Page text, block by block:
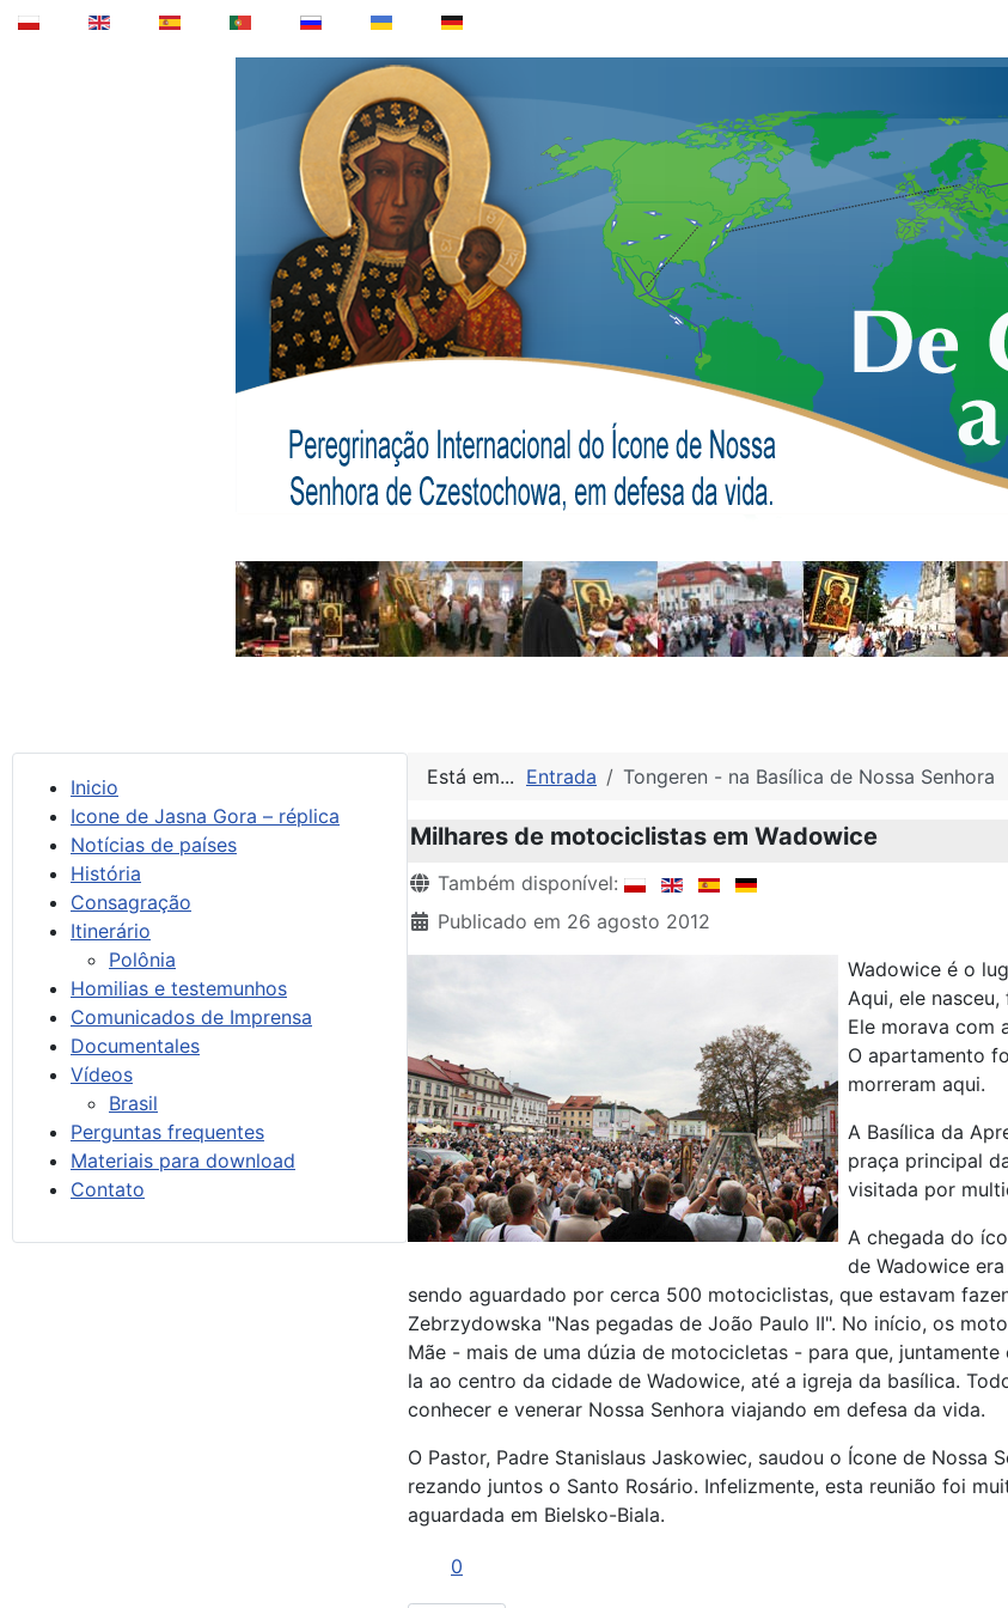
Inicio
Icone de Jasna Gora – réplica
Notícias de países
História
Consagração
Itinerário
Polônia
Homilias e testemunhos
Comunicados de Imprensa
Documentales
Vídeos
Brasil
Perguntas frequentes
Materiais para download
Contato
Está em... Entrada Tongeren - na Basílica de Nossa Senhora
Milhares de motociclistas em Wadowice
Detalhes
Também disponível:
Publicado em 26 agosto 2012
Wadowice é o
Aqui, ele
Ele morava com
O apartamento
morreram aqui.
A Basílica da
praça principal
visitada por
A chegada do
de Wadowice
sendo aguardado por cerca 500 motociclistas, que estavam
Zebrzydowska "Nas pegadas de João Paulo II". No início, os
Mãe - mais de uma dúzia de motocicletas - para que,
la ao centro da cidade de Wadowice, até a igreja da basílica.
conhecer e venerar Nossa Senhora viajando em defesa da vida.
O Pastor, Padre Stanislaus Jaskowiec, saudou o Ícone de Nossa
rezando juntos o Santo Rosário. Infelizmente, esta reunião foi
aguardada em Bielsko-Biala.
0